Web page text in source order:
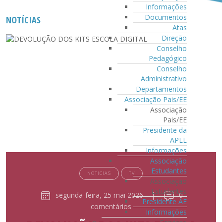
Informações
Documentos
Atas
Direção
Conselho
Pedagógico
Conselho
Administrativo
Departamentos
Associação Pais/EE
Associação
Pais/EE
Presidente da
APEE
Informações
Associação
Estudantes
Associação
Estudantes
Presidente AE
Informações
NOTÍCIAS
NOTICIAS TV
segunda-feira, 25 mai 2026 |
0
comentários